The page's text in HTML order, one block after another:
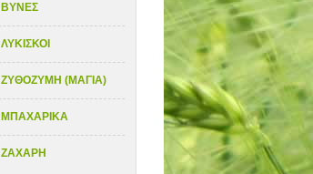
ΒΥΝΕΣ
ΛΥΚΙΣΚΟΙ
ΖΥΘΟΖΥΜΗ (ΜΑΓΙΑ)
ΜΠΑΧΑΡΙΚΑ
ΖΑΧΑΡΗ